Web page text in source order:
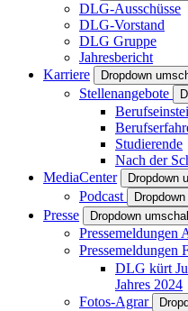
DLG-Ausschüsse
DLG-Vorstand
DLG Gruppe
Jahresbericht
Karriere
Dropdown
Stellenangebote
Studierende
Nach der
MediaCenter
Dropdown
Podcast
Presse Dropdown
Pressemeldungen
Pressemeldungen
DLG kürt
Jahres 2024
Fotos-Agrar